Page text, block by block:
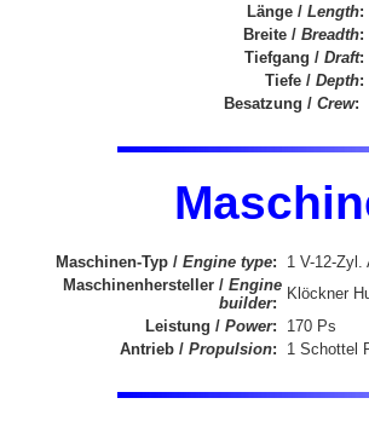
Länge / Length:
Breite / Breadth:
Tiefgang / Draft:
Tiefe / Depth:
Besatzung / Crew:
Maschinen-Typ / Engine type:
1 V-12-Zyl.
Maschinenhersteller / Engine
builder:
Klöckner
Leistung / Power:
170 Ps
Antrieb / Propulsion: 1 Schottel